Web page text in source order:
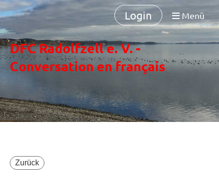
Login Menü
DFC Radolfzell e. V. -
Conversation en français
Zurück